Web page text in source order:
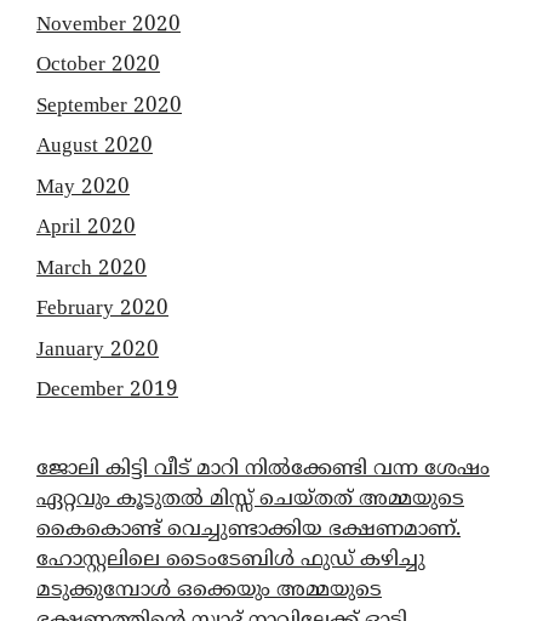
November 2020
October 2020
September 2020
August 2020
May 2020
April 2020
March 2020
February 2020
January 2020
December 2019
ജോലി കിട്ടി വീട് മാറി നിൽക്കേണ്ടി വന്ന ശേഷം
ഏറ്റവും കൂടുതൽ മിസ്സ് ചെയ്തത് അമ്മയുടെ
കൈകൊണ്ട് വെച്ചുണ്ടാക്കിയ ഭക്ഷണമാണ്.
ഹോസ്റ്റലിലെ ടൈംടേബിൾ ഫുഡ് കഴിച്ചു
മടുക്കുമ്പോൾ ഒക്കെയും അമ്മയുടെ